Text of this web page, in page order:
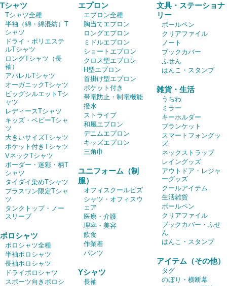
Tシャツ
Tシャツ全種
半袖（綿・綿混紡）T
シャツ
ドライ・ポリエステ
ルTシャツ
ロングTシャツ（長
袖）
アパレルTシャツ
オーガニックTシャツ
ビッグシルエットTシ
ャツ
レディースTシャツ
キッズ・ベビーTシャ
ツ
大きいサイズTシャツ
ポケット付きTシャツ
VネックTシャツ
ボーダー・迷彩・柄T
シャツ
タイダイ染めTシャツ
プラスワン限定Tシャ
ツ
タンクトップ・ノー
スリーブ
ポロシャツ
ポロシャツ全種
半袖ポロシャツ
長袖ポロシャツ
ドライポロシャツ
スポーツ向きポロシ
エプロン
エプロン全種
胸当てエプロン
ロングエプロン
ミドルエプロン
ショートエプロン
クロス型エプロン
H型エプロン
首掛け型エプロン
ポケット付き
帯電防止・制電機能
撥水
ストライプ
和風エプロン
デニムエプロン
キッズエプロン
三角巾
ユニフォーム（制
服）
オフィスクールビズ
シャツ・オフィスウ
ェア
医療・介護
理容・美容
飲食
作業着
パンツ
Yシャツ
長袖
文具・ステーショナ
リー
ボールペン
クリアファイル
ノート
ブックカバー
ふせん
はんこ・スタンプ
雑貨・生活
うちわ
ミラー
キーホルダー
ブランケット
スマートフォングッ
ズ
ネックストラップ
レイングッズ
アウトドア・レジャ
ーグッズ
クールアイテム
生活雑貨
ボールペン
クリアファイル
ブックカバー・ふせ
ん
はんこ・スタンプ
アイテム（その他）
タグ
のぼり・横断幕